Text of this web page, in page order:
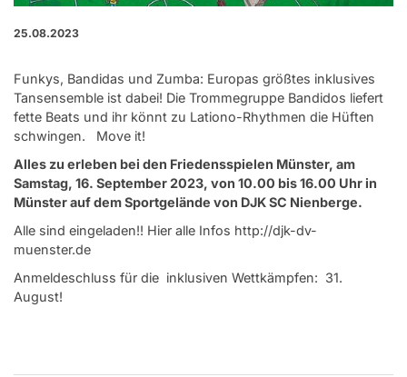
25.08.2023
Funkys, Bandidas und Zumba: Europas größtes inklusives
Tansensemble ist dabei! Die Trommegruppe Bandidos liefert
fette Beats und ihr könnt zu Lationo-Rhythmen die Hüften
schwingen. Move it!
Alles zu erleben bei den Friedensspielen Münster, am
Samstag, 16. September 2023, von 10.00 bis 16.00 Uhr in
Münster auf dem Sportgelände von DJK SC Nienberge.
Alle sind eingeladen!! Hier alle Infos http://djk-dv-
muenster.de
Anmeldeschluss für die inklusiven Wettkämpfen: 31.
August!